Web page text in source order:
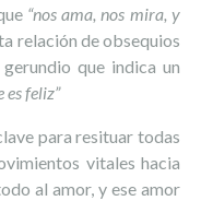
“nos ama, nos mira, y
relación de obsequios
que indica un
es feliz”
para resituar todas
vitales hacia
al amor, y ese amor